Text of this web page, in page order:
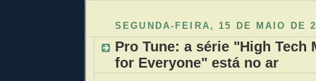
SEGUNDA-FEIRA, 15 DE MAIO DE
Pro Tune: a série "High Tech
for Everyone" está no ar